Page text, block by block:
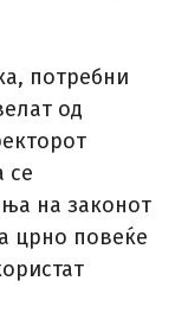
потребни
од
се
на законот
црно повеќе